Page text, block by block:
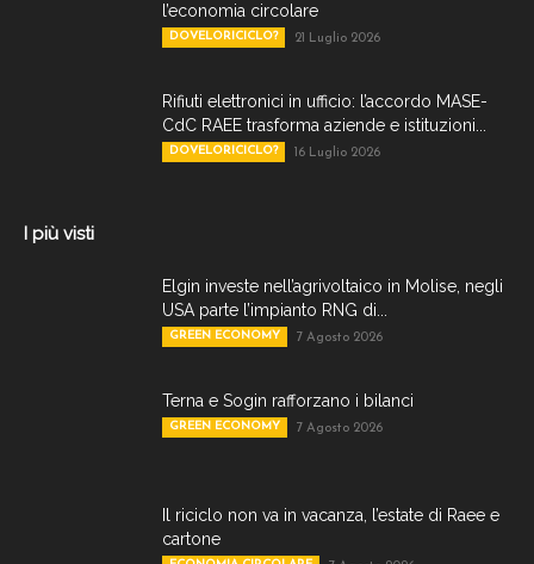
l’economia circolare
DOVELORICICLO? 21 Luglio 2026
Rifiuti elettronici in ufficio: l’accordo MASE-
CdC RAEE trasforma aziende e istituzioni...
DOVELORICICLO? 16 Luglio 2026
I più visti
Elgin investe nell’agrivoltaico in Molise, negli
USA parte l’impianto RNG di...
GREEN ECONOMY 7 Agosto 2026
Terna e Sogin rafforzano i bilanci
GREEN ECONOMY 7 Agosto 2026
Il riciclo non va in vacanza, l’estate di Raee e
cartone